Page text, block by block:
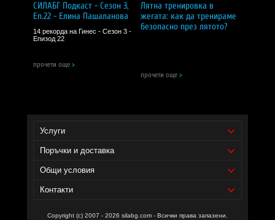
СИЛАБГ Подкаст - Сезон 3,
Еп.22 - Елина Пашаланова
14 рекорда на Гинес - Сезон 3 -
Епизод 22
прочети още >
Лятна тренировка в
жегата: как да тренираме
безопасно през лятото?
прочети още >
Услуги
Поръчки и доставка
Общи условия
Контакти
Copyright (c) 2007 - 2026 silabg.com - Всички права запазени.